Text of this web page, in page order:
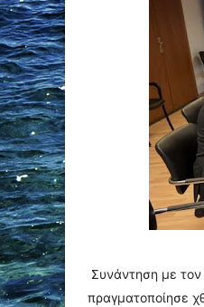
Συνάντηση με
πραγματοποίησε